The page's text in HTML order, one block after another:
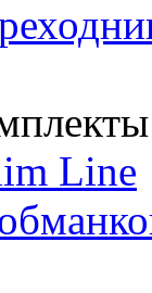
Line